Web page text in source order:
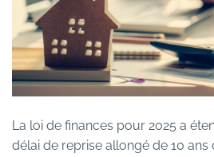
La loi de finances pour 2025 a
délai de reprise allongé de 10 ans